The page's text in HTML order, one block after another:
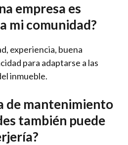
empresa es
mi comunidad?
experiencia, buena
para adaptarse a las
inmueble.
de mantenimiento
también puede